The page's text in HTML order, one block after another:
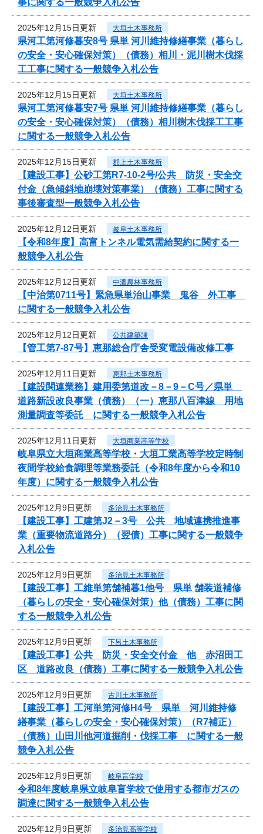
2025年12月15日更新 大垣土木事務所
県河工第河修暮安8号 県単 河川維持修繕事業（暮らし
の安全・安心確保対策）（債務）相川・泥川樹木伐採
工工事に関する一般競争入札公告
2025年12月15日更新 大垣土木事務所
県河工第河修暮安7号 県単 河川維持修繕事業（暮らし
の安全・安心確保対策）（債務）相川樹木伐採工工事
に関する一般競争入札公告
2025年12月15日更新 郡上土木事務所
【建設工事】公砂工第R7-10-2号/公共 防災・安全交
付金（急傾斜地崩壊対策事業）（債務）工事に関する
事後審査型一般競争入札公告
2025年12月12日更新 岐阜土木事務所
【令和8年度】高富トンネル電気需給契約に関する一
般競争入札公告
2025年12月12日更新 中濃農林事務所
【中治第0711号】緊急県単治山事業 鬼谷 外工事
に関する一般競争入札公告
2025年12月12日更新 公共建築課
【管工第7-87号】恵那総合庁舎受変電設備改修工事
2025年12月11日更新 恵那土木事務所
【建設関連業務】建用委第道改－8－9－C号／県単
道路新設改良事業（債務）（一）恵那八百津線 用地
測量調査等委託 に関する一般競争入札公告
2025年12月11日更新 大垣商業高等学校
岐阜県立大垣商業高等学校・大垣工業高等学校定時制
夜間学校給食調理等業務委託（令和8年度から令和10
年度）に関する一般競争入札公告
2025年12月9日更新 多治見土木事務所
【建設工事】工建第J2－3号 公共 地域連携推進事
業（重要物流道路分）（翌債）工事に関する一般競争
入札公告
2025年12月9日更新 多治見土木事務所
【建設工事】工維単第舗補暮1他号 県単 舗装道補修
（暮らしの安全・安心確保対策）他（債務）工事に関
する一般競争入札公告
2025年12月9日更新 下呂土木事務所
【建設工事】公共 防災・安全交付金 他 赤沼田工
区 道路改良（債務）工事に関する一般競争入札公告
2025年12月9日更新 古川土木事務所
【建設工事】工河単第河修H4号 県単 河川維持修
繕事業（暮らしの安全・安心確保対策）（R7補正）
（債務）山田川他河道掘削・伐採工事 に関する一般
競争入札公告
2025年12月9日更新 岐阜盲学校
令和8年度岐阜県立岐阜盲学校で使用する都市ガスの
調達に関する一般競争入札公告
2025年12月9日更新 多治見高等学校